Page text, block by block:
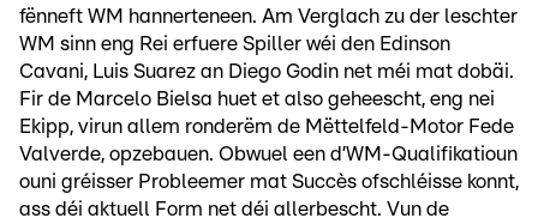
fënneft WM hannerteneen. Am Verglach zu der leschter
WM sinn eng Rei erfuere Spiller wéi den Edinson
Cavani, Luis Suarez an Diego Godin net méi mat dobäi.
Fir de Marcelo Bielsa huet et also geheescht, eng nei
Ekipp, virun allem ronderëm de Mëttelfeld-Motor Fede
Valverde, opzebauen. Obwuel een d’WM-Qualifikatioun
ouni gréisser Probleemer mat Succès ofschléisse konnt,
ass déi aktuell Form net déi allerbescht. Vun de